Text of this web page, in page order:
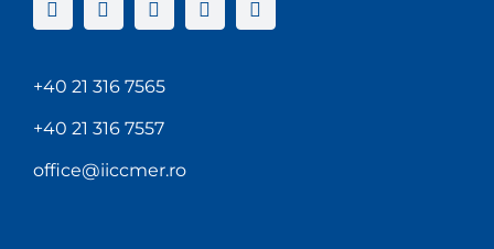
+40 21 316 7565
+40 21 316 7557
office@iiccmer.ro